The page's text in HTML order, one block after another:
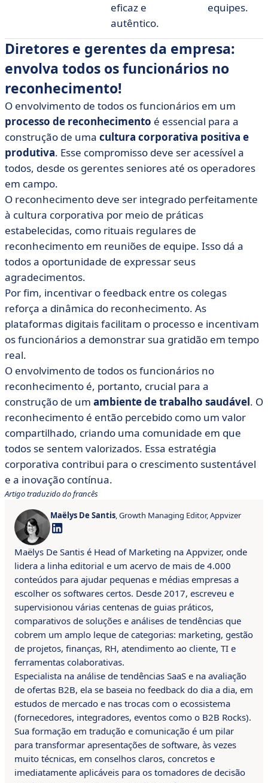
eficaz e
autêntico.
equipes.
Diretores e gerentes da empresa:
envolva todos os funcionários no
reconhecimento!
O envolvimento de todos os funcionários em um
processo de reconhecimento é essencial para a
construção de uma cultura corporativa positiva e
produtiva. Esse compromisso deve ser acessível a
todos, desde os gerentes seniores até os operadores
em campo.
O reconhecimento deve ser integrado perfeitamente
à cultura corporativa por meio de práticas
estabelecidas, como rituais regulares de
reconhecimento em reuniões de equipe. Isso dá a
todos a oportunidade de expressar seus
agradecimentos.
Por fim, incentivar o feedback entre os colegas
reforça a dinâmica do reconhecimento. As
plataformas digitais facilitam o processo e incentivam
os funcionários a demonstrar sua gratidão em tempo
real.
O envolvimento de todos os funcionários no
reconhecimento é, portanto, crucial para a
construção de um ambiente de trabalho saudável. O
reconhecimento é então percebido como um valor
compartilhado, criando uma comunidade em que
todos se sentem valorizados. Essa estratégia
corporativa contribui para o crescimento sustentável
e a inovação contínua.
Artigo traduzido do francês
Maëlys De Santis, Growth Managing Editor, Appvizer
Maëlys De Santis é Head of Marketing na Appvizer, onde
lidera a linha editorial e um acervo de mais de 4.000
conteúdos para ajudar pequenas e médias empresas a
escolher os softwares certos. Desde 2017, escreveu e
supervisionou várias centenas de guias práticos,
comparativos de soluções e análises de tendências que
cobrem um amplo leque de categorias: marketing, gestão
de projetos, finanças, RH, atendimento ao cliente, TI e
ferramentas colaborativas.
Especialista na análise de tendências SaaS e na avaliação
de ofertas B2B, ela se baseia no feedback do dia a dia, em
estudos de mercado e nas trocas com o ecossistema
(fornecedores, integradores, eventos como o B2B Rocks).
Sua formação em tradução e comunicação é um pilar
para transformar apresentações de software, às vezes
muito técnicas, em conselhos claros, concretos e
imediatamente aplicáveis para os tomadores de decisão